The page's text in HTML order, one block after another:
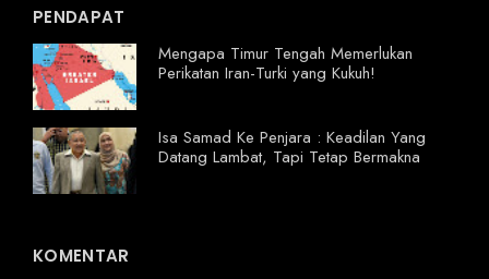
PENDAPAT
Mengapa Timur Tengah Memerlukan
Perikatan Iran-Turki yang Kukuh!
Isa Samad Ke Penjara : Keadilan Yang
Datang Lambat, Tapi Tetap Bermakna
KOMENTAR